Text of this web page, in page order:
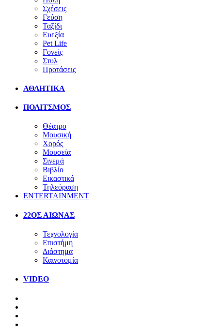
Σχέσεις
Γεύση
Ταξίδι
Ευεξία
Pet Life
Γονείς
Στυλ
Προτάσεις
ΑΘΛΗΤΙΚΑ
ΠΟΛΙΤΣΜΟΣ
Θέατρο
Μουσική
Χορός
Μουσεία
Σινεμά
Βιβλίο
Εικαστικά
Τηλεόραση
ENTERTAINMENT
22ΟΣ ΑΙΩΝΑΣ
Τεχνολογία
Επιστήμη
Διάστημα
Καινοτομία
VIDEO